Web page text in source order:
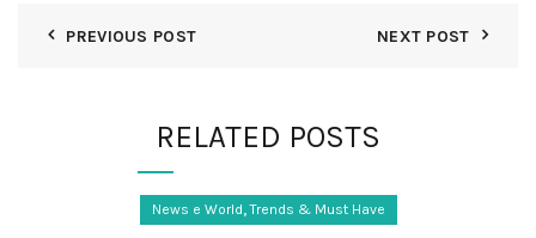
PREVIOUS POST NEXT POST
RELATED POSTS
News e World,Trends & Must Have